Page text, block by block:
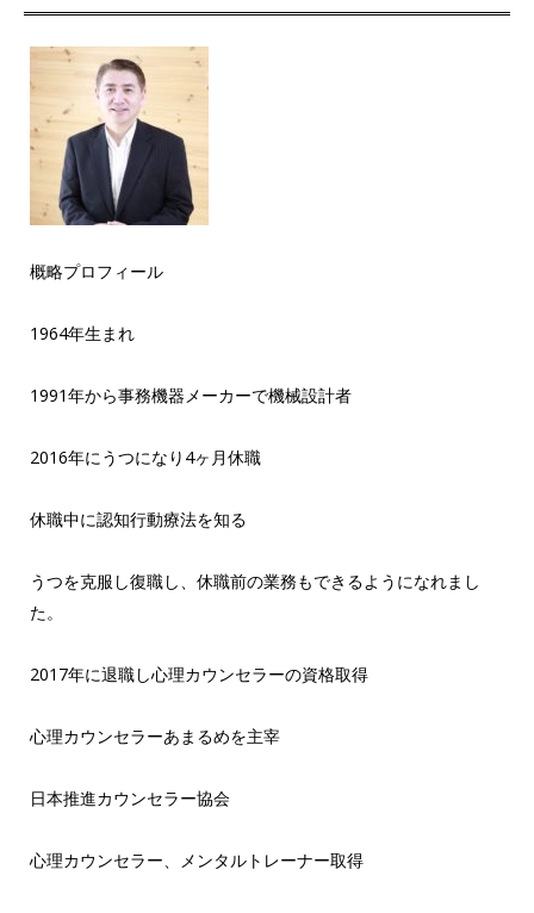
概略プロフィール
1964年生まれ
1991年から事務機器メーカーで機械設計者
2016年にうつになり4ヶ月休職
休職中に認知行動療法を知る
うつを克服し復職し、休職前の業務もできるようになれまし
た。
2017年に退職し心理カウンセラーの資格取得
心理カウンセラーあまるめを主宰
日本推進カウンセラー協会
心理カウンセラー、メンタルトレーナー取得